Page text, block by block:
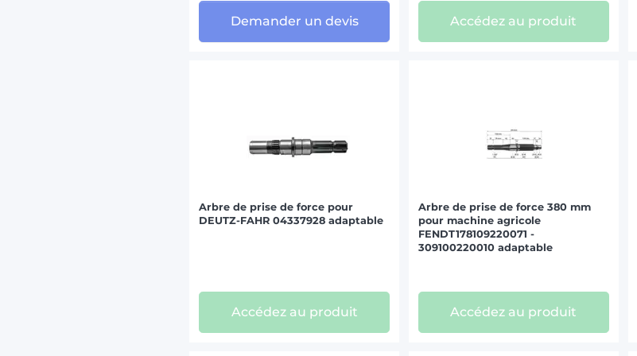
Demander un devis Accédez au produit
Arbre de prise de force pour
DEUTZ-FAHR 04337928 adaptable
Accédez au produit
Arbre de prise de force 380 mm
pour machine agricole
FENDT178109220071 -
309100220010 adaptable
Accédez au produit